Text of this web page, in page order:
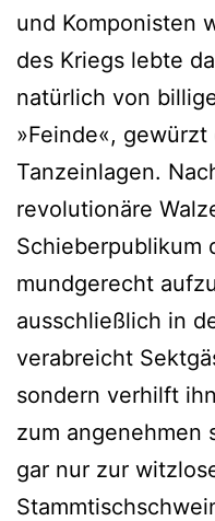
und Komponisten
des Kriegs lebte
natürlich von
»Feinde«,
Tanzeinlagen.
revolutionäre
Schieberpublikum
mundgerecht
ausschließlich in
verabreicht
sondern verhilft
zum angenehmen
gar nur zur